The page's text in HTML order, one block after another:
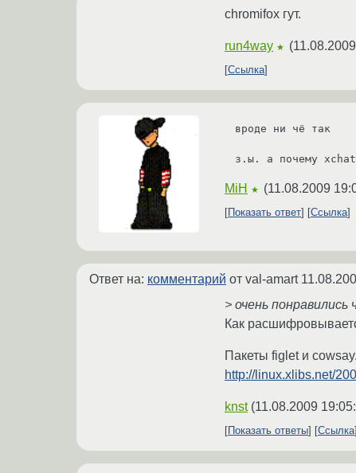
chromifox гут.
run4way ★ (
Ссылка
вроде ни чё так
з.ы. а почему
MiH ★ (11.08.2009
Показать ответ Ссылка
Ответ на: комментарий от val-amart
> очень
Как
Пакеты figlet и
http://linux.xlibs.net/
knst (11.08.2009
Показать ответы
Ссылка